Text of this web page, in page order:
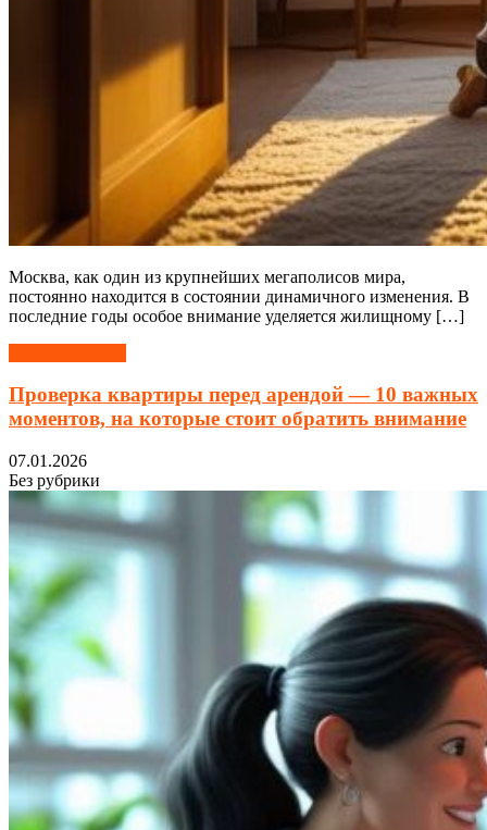
Москва, как один из крупнейших мегаполисов мира,
постоянно находится в состоянии динамичного изменения. В
последние годы особое внимание уделяется жилищному […]
Проверка квартиры перед арендой — 10 важных
моментов, на которые стоит обратить внимание
07.01.2026
Без рубрики